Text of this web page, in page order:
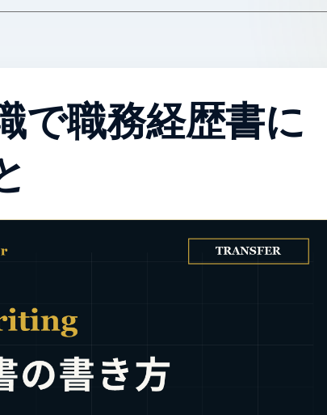
で職務経歴書に